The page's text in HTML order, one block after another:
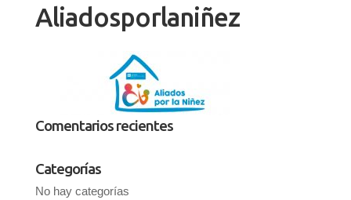
Aliadosporlaniñez
Comentarios recientes
Categorías
No hay categorías